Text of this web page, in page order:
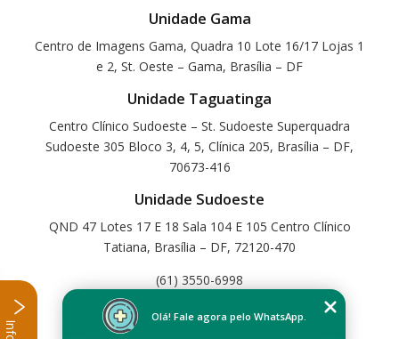
Unidade Gama
Centro de Imagens Gama, Quadra 10 Lote 16/17 Lojas 1
e 2, St. Oeste – Gama, Brasília – DF
Unidade Taguatinga
Centro Clínico Sudoeste – St. Sudoeste Superquadra
Sudoeste 305 Bloco 3, 4, 5, Clínica 205, Brasília – DF,
70673-416
Unidade Sudoeste
QND 47 Lotes 17 E 18 Sala 104 E 105 Centro Clínico
Tatiana, Brasília – DF, 72120-470
(61) 3550-6998
Home
Olá! Fale agora pelo WhatsApp.